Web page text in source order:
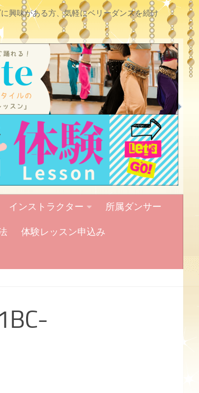
興味がある方、気軽にベリーダンスを続け
インストラクター 所属ダンサー
体験レッスン申込み